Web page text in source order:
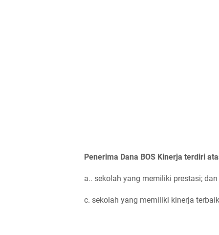
Penerima Dana BOS Kinerja terdiri
a.. sekolah yang memiliki prestasi; dan
c. sekolah yang memiliki kinerja